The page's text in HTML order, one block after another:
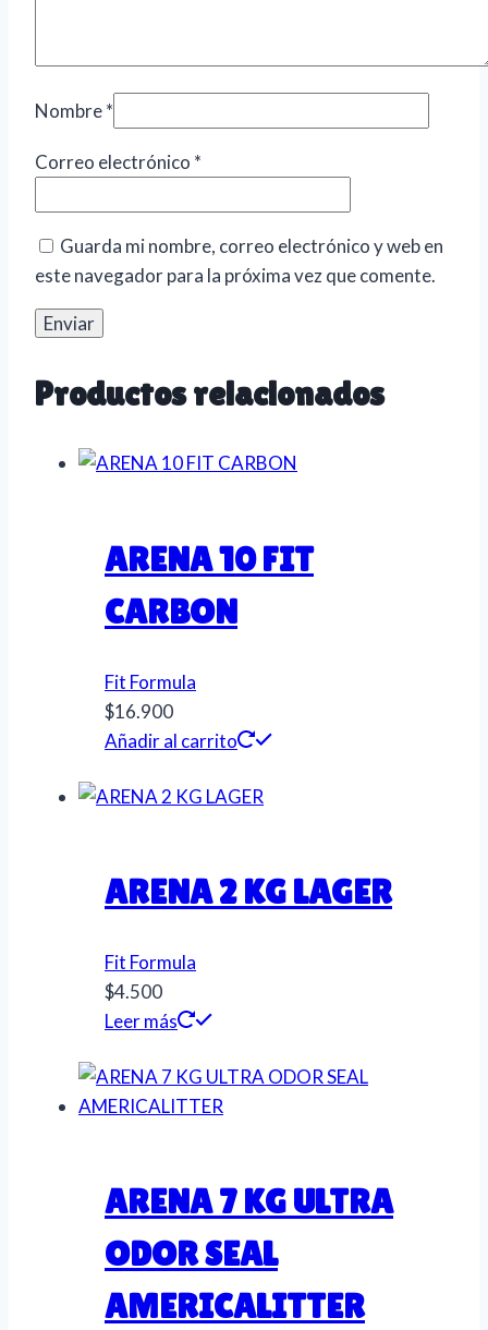
Nombre*
Correo electrónico *
Guarda mi nombre, correo electrónico y web en
este navegador para la próxima vez que comente.
Productos relacionados
ARENA 10 FIT
CARBON
Fit Formula
$16.900
Añadir al carrito
ARENA 2 KG LAGER
Fit Formula
$4.500
Leer más
ARENA 7 KG ULTRA
ODOR SEAL
AMERICALITTER